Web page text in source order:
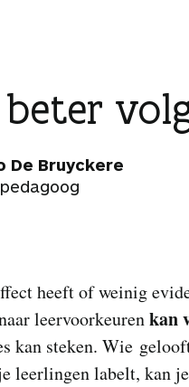
De Bruyckere
pedagoog
heeft of weinig
leervoorkeurenkan
kan steken. Wie
leerlingen labelt, kan